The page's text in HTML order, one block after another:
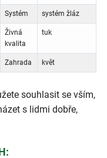
Systém systém žláz
Živná
kvalita
tuk
Zahrada květ
souhlasit se vším,
s lidmi dobře,